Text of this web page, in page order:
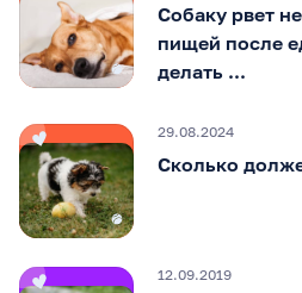
Собаку рвет
пищей после
делать ...
29.08.2024
Сколько
12.09.2019